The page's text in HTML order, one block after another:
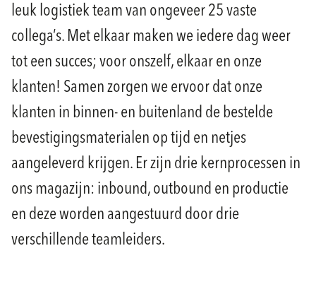
leuk logistiek team van ongeveer 25 vaste
collega’s. Met elkaar maken we iedere dag weer
tot een succes; voor onszelf, elkaar en onze
klanten! Samen zorgen we ervoor dat onze
klanten in binnen- en buitenland de bestelde
bevestigingsmaterialen op tijd en netjes
aangeleverd krijgen. Er zijn drie kernprocessen in
ons magazijn: inbound, outbound en productie
en deze worden aangestuurd door drie
verschillende teamleiders.